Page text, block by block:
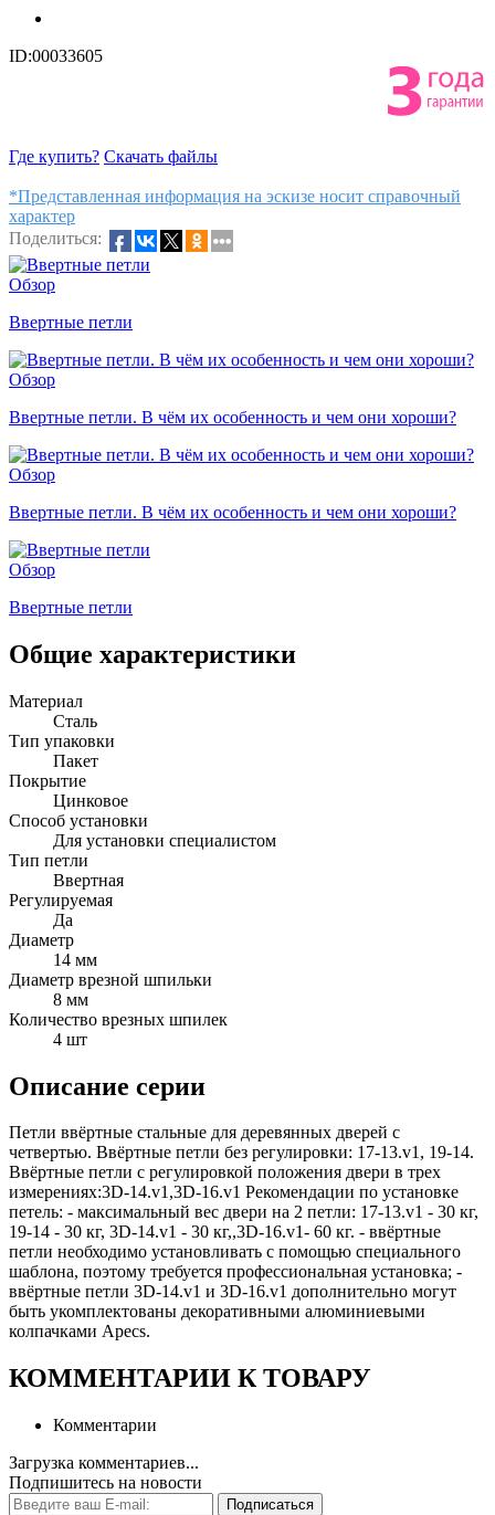
ID:00033605
Где купить? Скачать файлы
*Представленная информация на эскизе носит справочный
характер
Поделиться:
Обзор
Ввертные петли
Обзор
Ввертные петли. В чём их особенность и чем они хороши?
Обзор
Ввертные петли. В чём их особенность и чем они хороши?
Обзор
Ввертные петли
Общие характеристики
Материал
Сталь
Тип упаковки
Пакет
Покрытие
Цинковое
Способ установки
Для установки специалистом
Тип петли
Ввертная
Регулируемая
Да
Диаметр
14 мм
Диаметр врезной шпильки
8 мм
Количество врезных шпилек
4 шт
Описание серии
Петли ввёртные стальные для деревянных дверей с
четвертью. Ввёртные петли без регулировки: 17-13.v1, 19-14.
Ввёртные петли с регулировкой положения двери в трех
измерениях:3D-14.v1,3D-16.v1 Рекомендации по установке
петель: - максимальный вес двери на 2 петли: 17-13.v1 - 30 кг,
19-14 - 30 кг, 3D-14.v1 - 30 кг,,3D-16.v1- 60 кг. - ввёртные
петли необходимо установливать с помощью специального
шаблона, поэтому требуется профессиональная установка; -
ввёртные петли 3D-14.v1 и 3D-16.v1 дополнительно могут
быть укомплектованы декоративными алюминиевыми
колпачками Apecs.
КОММЕНТАРИИ К ТОВАРУ
Комментарии
Загрузка комментариев...
Подпишитесь на новости
Подписаться